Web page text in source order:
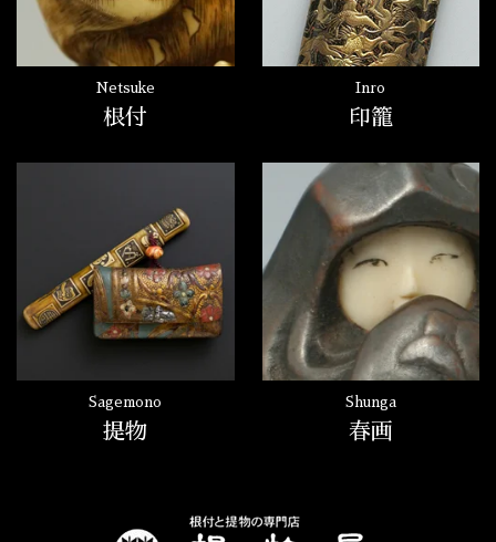
Netsuke
根付
Inro
印籠
Sagemono
提物
Shunga
春画